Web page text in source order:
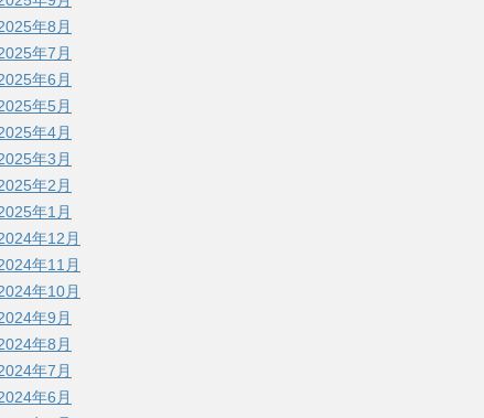
年8月
年7月
年6月
年5月
年4月
年3月
年2月
年1月
年12月
年11月
年10月
年9月
年8月
年7月
年6月